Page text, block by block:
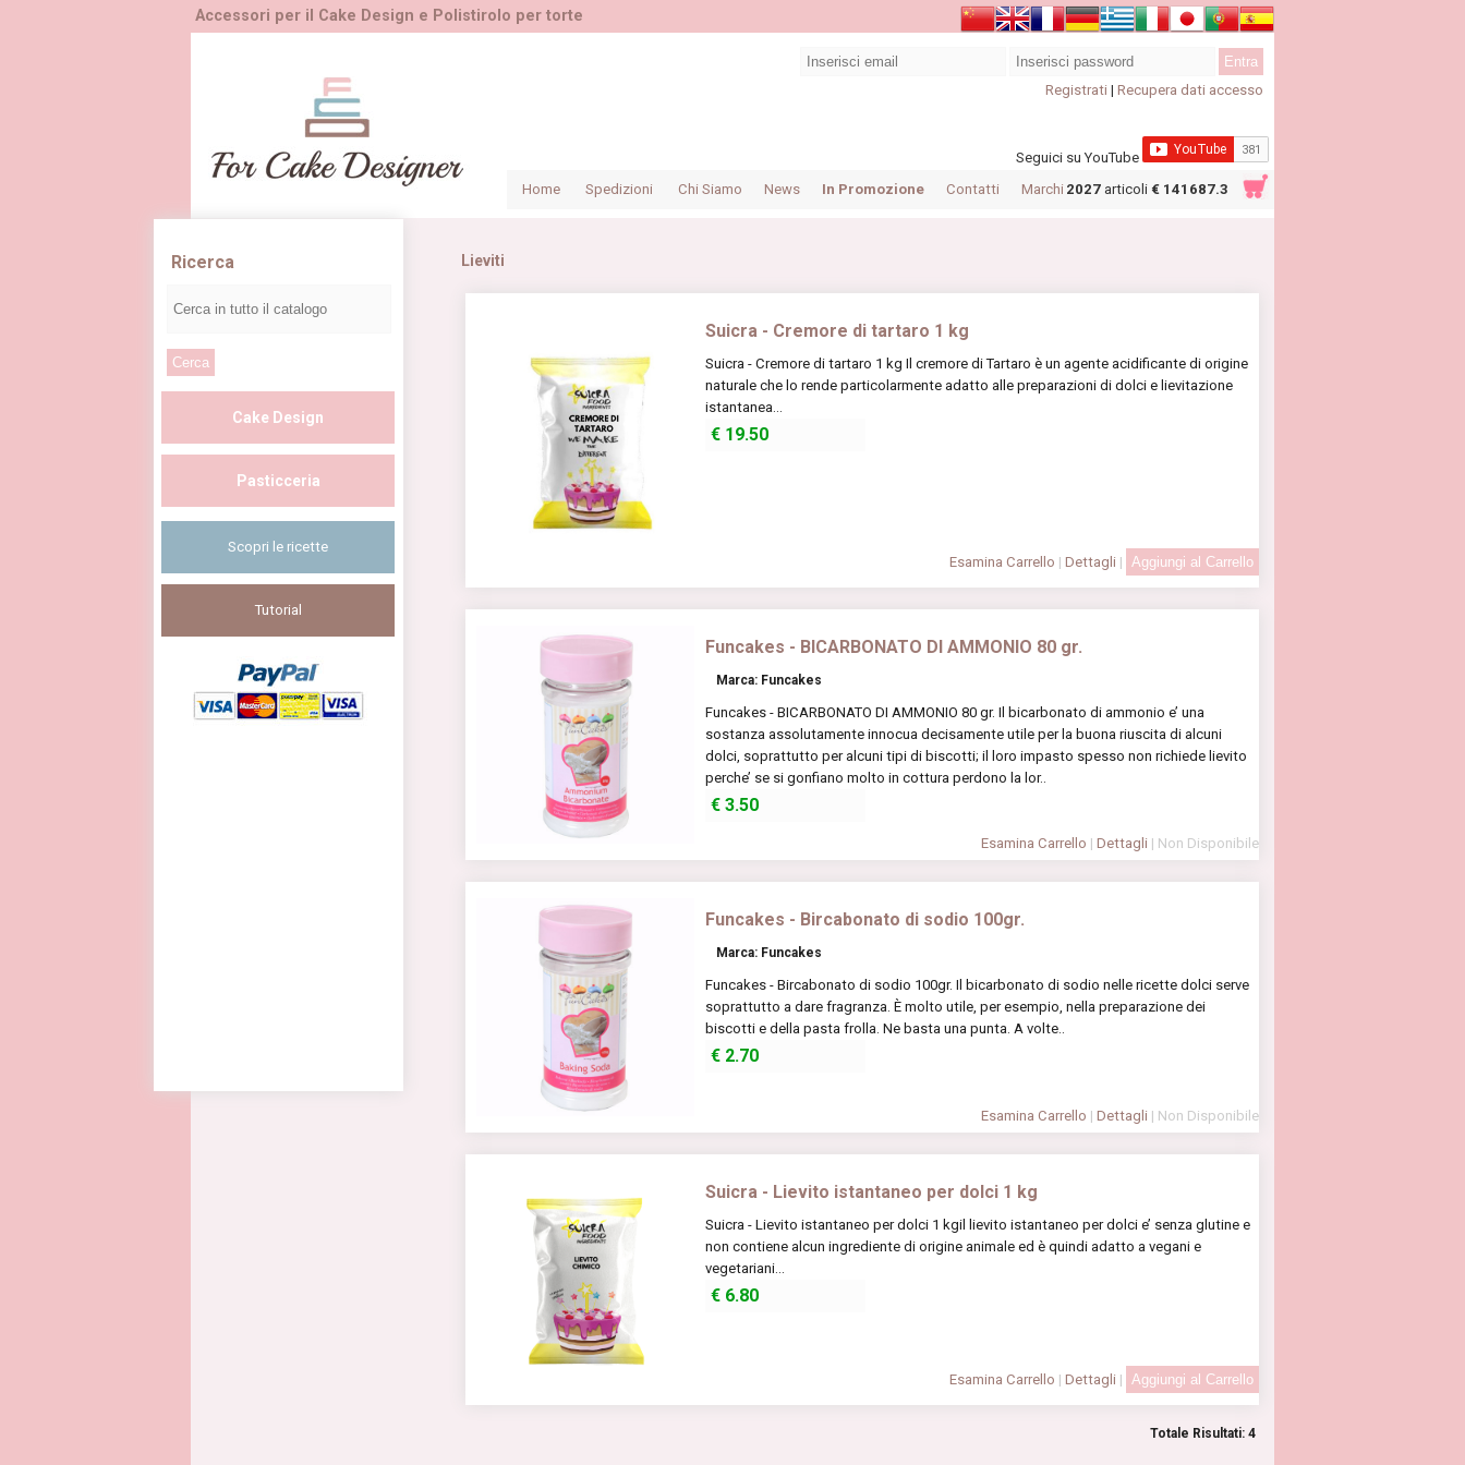
Accessori per il Cake Design e Polistirolo per torte
Registrati | Recupera dati accesso
Seguici su YouTube
Home
Spedizioni Chi Siamo News In Promozione Contatti Marchi 2027 articoli € 141687.3
Ricerca
Cake Design
Pasticceria
Scopri le ricette
Tutorial
Lieviti
Suicra - Cremore di tartaro 1 kg
Suicra - Cremore di tartaro 1 kg Il cremore di Tartaro è un agente acidificante di origine
naturale che lo rende particolarmente adatto alle preparazioni di dolci e lievitazione
istantanea...
€ 19.50
Esamina Carrello | Dettagli |
Funcakes - BICARBONATO DI AMMONIO 80 gr.
Marca: Funcakes
Funcakes - BICARBONATO DI AMMONIO 80 gr. Il bicarbonato di ammonio e’ una
sostanza assolutamente innocua decisamente utile per la buona riuscita di alcuni
dolci, soprattutto per alcuni tipi di biscotti; il loro impasto spesso non richiede lievito
perche’ se si gonfiano molto in cottura perdono la lor..
€3.50
Esamina Carrello | Dettagli | Non Disponibile
Funcakes - Bircabonato di sodio 100gr.
Marca: Funcakes
Funcakes - Bircabonato di sodio 100gr. Il bicarbonato di sodio nelle ricette dolci serve
soprattutto a dare fragranza. È molto utile, per esempio, nella preparazione dei
biscotti e della pasta frolla. Ne basta una punta. A volte..
€ 2.70
Esamina Carrello | Dettagli | Non Disponibile
Suicra - Lievito istantaneo per dolci 1 kg
Suicra - Lievito istantaneo per dolci 1 kgil lievito istantaneo per dolci e’ senza glutine e
non contiene alcun ingrediente di origine animale ed è quindi adatto a vegani e
vegetariani...
€ 6.80
Esamina Carrello | Dettagli |
Totale Risultati: 4